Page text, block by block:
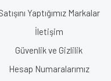
Yaptığımız Markalar
İletişim
Güvenlik ve Gizlilik
Hesap Numaralarımız